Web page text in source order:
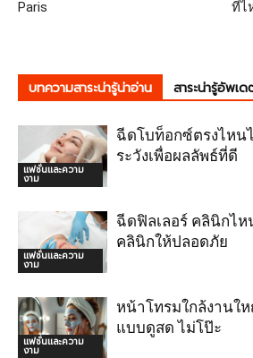
Paris
ที่ไ
บทความสาระน่ารู้น่าอ่าน สาระน่ารู้อัพเด
แฟชั่นและความ
งาม
ฉีดโบท็อกซ์ตรงไหน
ระวังเพื่อผลลัพธ์ที่ดี
แฟชั่นและความ
งาม
ฉีดฟิลเลอร์ คลินิกไห
คลินิกให้ปลอดภัย
แฟชั่นและความ
งาม
หน้าโทรมใกล้งานใ
แบบดูสด ไม่โป๊ะ